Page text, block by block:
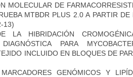
MOLECULAR DE
MTBDR PLUS 2.0 A PARTIR
13)
LA HIBRIDACIÓN
DIAGNÓSTICA PARA
INCLUIDO EN BLOQUES DE
GENÓMICOS Y